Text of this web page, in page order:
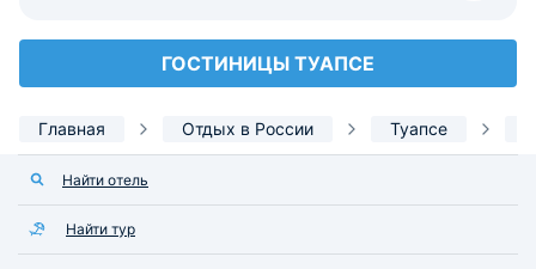
ГОСТИНИЦЫ ТУАПСЕ
Главная Отдых в России Туапсе
Найти отель
Найти тур